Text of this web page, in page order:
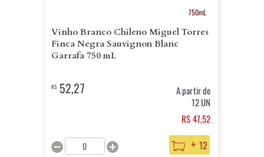
750mL
Vinho Branco Chileno Miguel Torres
Finca Negra Sauvignon Blanc
Garrafa 750 mL
R$52,27
A partir de
12 UN
R$ 47,52
+ 12